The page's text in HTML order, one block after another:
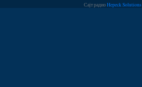
Сајт радиоHepeck Solutions